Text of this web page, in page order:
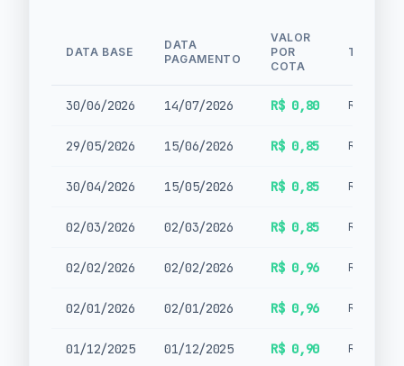
DATA BASE
DATA
PAGAMENTO
VALOR
POR
COTA
TIPO
30/06/2026 14/07/2026 R$ 0,80
29/05/2026 15/06/2026 R$ 0,85
30/04/2026 15/05/2026 R$ 0,85
02/03/2026 02/03/2026 R$ 0,85
02/02/2026 02/02/2026 R$ 0,96
02/01/2026 02/01/2026 R$ 0,96
01/12/2025 01/12/2025 R$ 0,90